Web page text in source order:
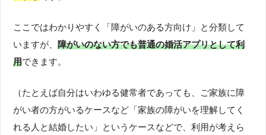
ここではわかりやすく「障がいのある方向け」と分類して
いますが、障がいのない方でも普通の婚活アプリとして利
用できます。
（たとえば自分はいわゆる健常者であっても、ご家族に障
がい者の方がいるケースなど「家族の障がいを理解してく
れる人と結婚したい」というケースなどで、利用が考えら